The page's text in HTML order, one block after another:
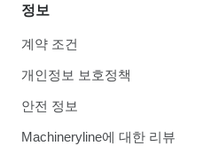
정보
계약 조건
개인정보 보호정책
안전 정보
Machineryline에 대한 리뷰